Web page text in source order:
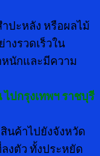
ปะหลัง หรือผลไม้
งรวดเร็วใน
นักและมีความ
ปกรุงเทพฯ ราชบุรี
นค้าไปยังจังหวัด
งตัว ทั้งประหยัด